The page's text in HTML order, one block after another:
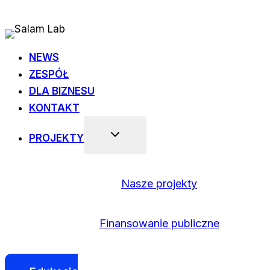
do
NEWS
ZESPÓŁ
DLA BIZNESU
KONTAKT
PROJEKTY
Nasze projekty
Finansowanie publiczne